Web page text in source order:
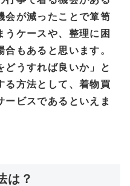
会が減ったことで箪笥
うケースや、整理に困
もあると思います。
どうすれば良いか」と
る方法として、着物買
ービスであるといえま
は？